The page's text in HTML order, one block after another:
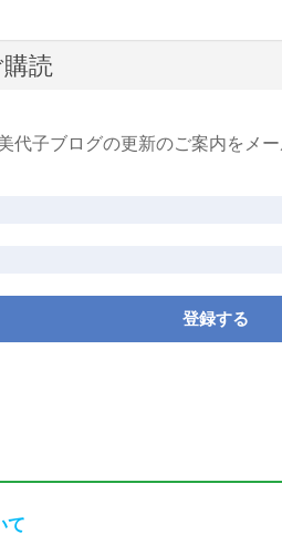
読
代子ブログの更新のご案内をメー
て